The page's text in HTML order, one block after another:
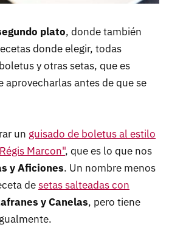
plato, donde también
donde elegir, todas
y otras setas, que es
aprovecharlas antes de que se
un guisado de boletus al estilo
Marcon", que es lo que nos
y Aficiones. Un nombre menos
desetas salteadas con
y Canelas, pero tiene